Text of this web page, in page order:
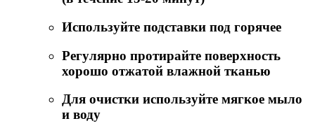
Используйте подставки под горячее
Регулярно протирайте поверхность
хорошо отжатой влажной тканью
Для очистки используйте мягкое мыло
и воду